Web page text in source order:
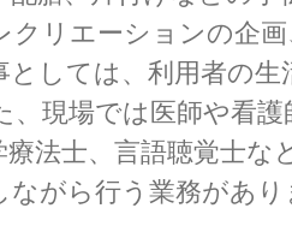
リエーションの企
しては、利用者の
現場では医師や看護
法士、言語聴覚士
がら行う業務があり